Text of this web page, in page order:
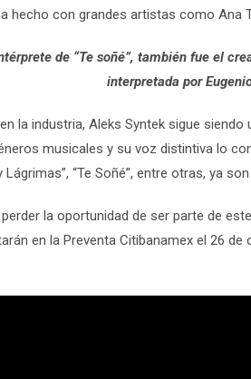
hecho con grandes artistas como Ana
de “Te soñé”, también fue el
interpretada por
la industria, Aleks Syntek sigue
musicales y su voz distintiva lo
Lágrimas”, “Te Soñé”, entre otras, ya
la oportunidad de ser parte de
en la Preventa Citibanamex el 26